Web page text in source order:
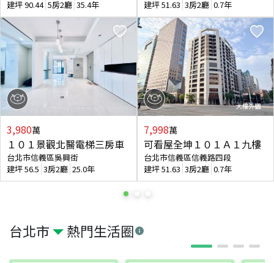
台北市 熱門生活圈
建坪90.44 5房2廳 35.4年
3,980萬
１０１景觀北醫電梯三房車
台北市信義區吳興街
建坪56.5 3房2廳 25.0年
建坪51.63 3房2廳 0.7年
7,998萬
可看屋全坤１０１Ａ１九樓
台北市信義區信義路四段
建坪51.63 3房2廳 0.7年